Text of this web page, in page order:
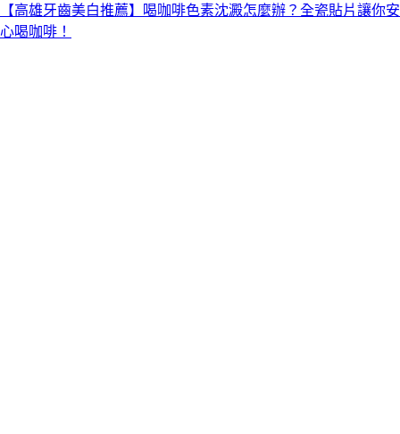
【高雄牙齒美白推薦】喝咖啡色素沈澱怎麼辦？全瓷貼片讓你安
心喝咖啡！